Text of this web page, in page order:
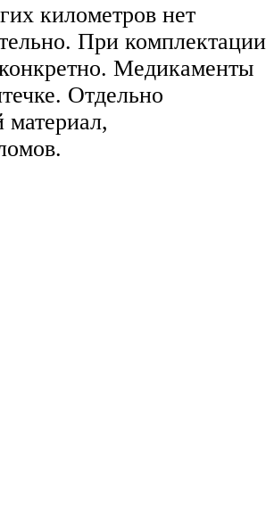
километров нет
При комплектации
Медикаменты
Отдельно